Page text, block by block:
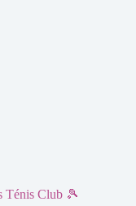
Ténis Club 🎾